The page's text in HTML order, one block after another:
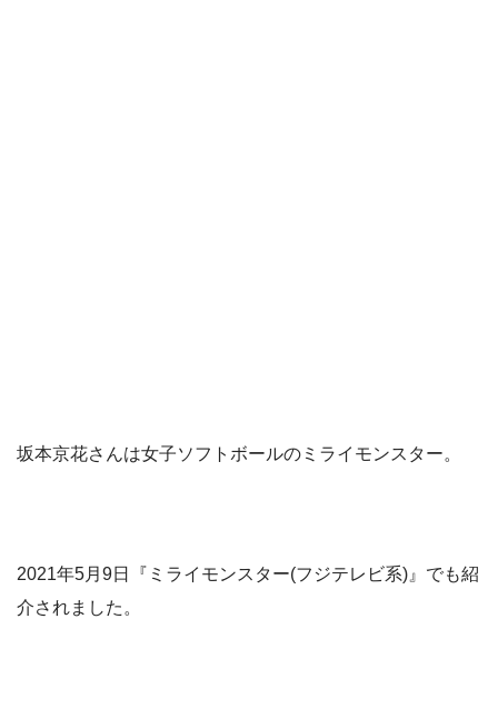
坂本京花さんは女子ソフトボールのミライモンスター。
2021年5月9日『ミライモンスター(フジテレビ系)』でも紹
介されました。